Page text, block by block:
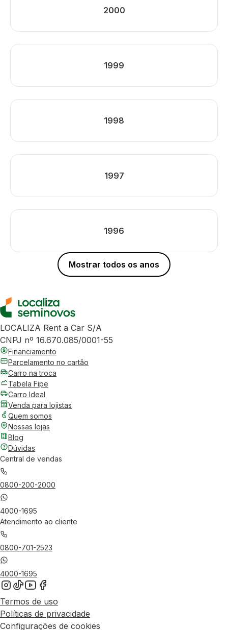
2000
1999
1998
1997
1996
Mostrar todos os anos
LOCALIZA Rent a Car S/A
CNPJ nº 16.670.085/0001-55
Financiamento
Parcelamento no cartão
Carro na troca
Tabela Fipe
Carro Ideal
Venda para lojistas
Quem somos
Nossas lojas
Blog
Dúvidas
Central de vendas
0800-200-2000
4000-1695
Atendimento ao cliente
0800-701-2523
4000-1695
Termos de uso
Políticas de privacidade
Configurações de cookies